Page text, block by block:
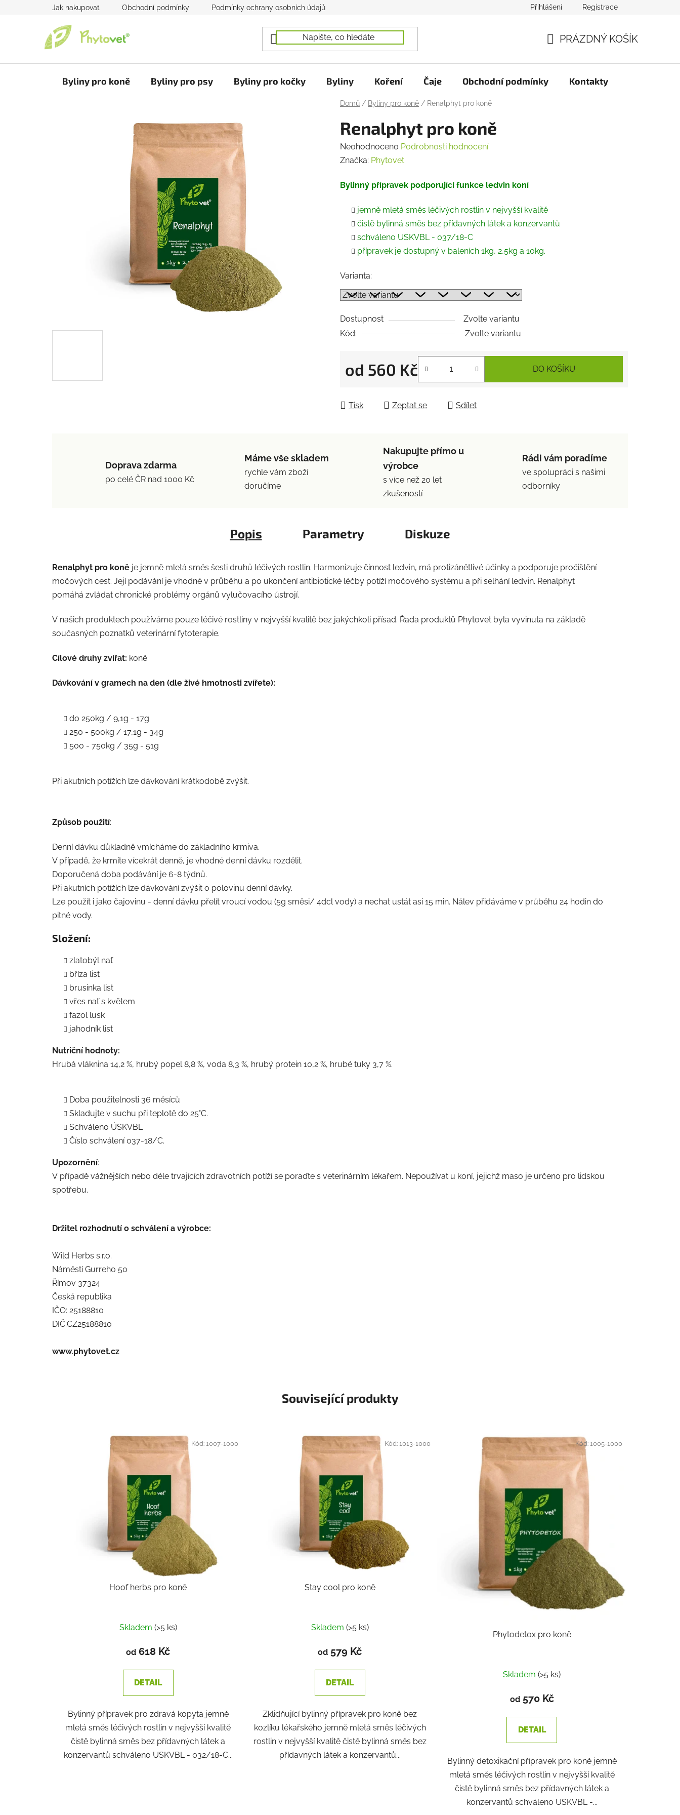
Jak nakupovat Obchodní podmínky Podmínky ochrany osobních údajů Přihlášení Registrace
KOŠÍK
PRÁZDNÝ KOŠÍK
Byliny pro koně Byliny pro psy Byliny pro kočky Byliny Koření Čaje Obchodní podmínky Kontakty
Domů / Byliny pro koně / Renalphyt pro koně
Renalphyt pro koně
Průměrné
hodnocení
je
hvězdiček.
Neohodnoceno Podrobnosti hodnocení
Značka: Phytovet
Bylinný přípravek podporující funkce ledvin koní
jemně mletá směs léčivých rostlin v nejvyšší kvalitě
čistě bylinná směs bez přídavných látek a konzervantů
schváleno USKVBL - 037/18-C
přípravek je dostupný v baleních 1kg, 2,5kg a 10kg.
Varianta:
Dostupnost
Zvolte variantu
Kód:
Zvolte variantu
od 560 Kč DO KOŠÍKU
Tisk Zeptat se Sdílet
Doprava zdarma
po celé ČR nad 1000 Kč
Máme vše skladem
rychle vám zboží
doručíme
Nakupujte přímo u
výrobce
s více než 20 let
zkušeností
Rádi vám poradíme
ve spolupráci s našimi
odborníky
Popis Parametry Diskuze
Renalphyt pro koně je jemně mletá směs šesti druhů léčivých rostlin. Harmonizuje činnost ledvin, má protizánětlivé účinky a podporuje pročištění
močových cest. Její podávání je vhodné v průběhu a po ukončení antibiotické léčby potíží močového systému a při selhání ledvin. Renalphyt
pomáhá zvládat chronické problémy orgánů vylučovacího ústrojí.
V našich produktech používáme pouze léčivé rostliny v nejvyšší kvalitě bez jakýchkoli přísad. Řada produktů Phytovet byla vyvinuta na základě
současných poznatků veterinární fytoterapie.
Cílové druhy zvířat: koně
Dávkování v gramech na den (dle živé hmotnosti zvířete):
do 250kg / 9,1g - 17g
250 - 500kg / 17,1g - 34g
500 - 750kg / 35g - 51g
Při akutních potížích lze dávkování krátkodobě zvýšit.
Způsob použití:
Denní dávku důkladně vmícháme do základního krmiva.
V případě, že krmíte vícekrát denně, je vhodné denní dávku rozdělit.
Doporučená doba podávání je 6-8 týdnů.
Při akutních potížích lze dávkování zvýšit o polovinu denní dávky.
Lze použít i jako čajovinu - denní dávku přelít vroucí vodou (5g směsi/ 4dcl vody) a nechat ustát asi 15 min. Nálev přidáváme v průběhu 24 hodin do
pitné vody.
Složení:
zlatobýl nať
bříza list
brusinka list
vřes nať s květem
fazol lusk
jahodník list
Nutriční hodnoty:
Hrubá vláknina 14,2 %, hrubý popel 8,8 %, voda 8,3 %, hrubý protein 10,2 %, hrubé tuky 3,7 %.
Doba použitelnosti 36 měsíců
Skladujte v suchu při teplotě do 25°C.
Schváleno ÚSKVBL
Číslo schválení 037-18/C.
Upozornění:
V případě vážnějších nebo déle trvajících zdravotních potíží se poraďte s veterinárním lékařem. Nepoužívat u koní, jejichž maso je určeno pro lidskou
spotřebu.
Držitel rozhodnutí o schválení a výrobce:
Wild Herbs s.r.o.
Náměstí Gurreho 50
Římov 37324
Česká republika
IČO: 25188810
DIČ:CZ25188810
www.phytovet.cz
Související produkty
Hoof herbs pro koně
Skladem (>5 ks)
od 618 Kč
DETAIL
Bylinný přípravek pro zdravá kopyta jemně
mletá směs léčivých rostlin v nejvyšší kvalitě
čistě bylinná směs bez přídavných látek a
konzervantů schváleno USKVBL - 032/18-C...
Kód:1007-1000
Stay cool pro koně
Skladem (>5 ks)
od 579 Kč
DETAIL
Zklidňující bylinný přípravek pro koně bez
kozlíku lékařského jemně mletá směs léčivých
rostlin v nejvyšší kvalitě čistě bylinná směs bez
přídavných látek a konzervantů...
Kód:1013-1000
Phytodetox pro koně
Skladem(>5 ks)
od570 Kč
DETAIL
Bylinný detoxikační přípravek pro koně jemně
mletá směs léčivých rostlin v nejvyšší kvalitě
čistě bylinná směs bez přídavných látek a
konzervantů schváleno USKVBL -...
Kód:1005-1000